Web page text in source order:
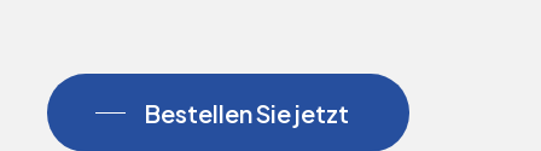
Bestellen Sie jetzt